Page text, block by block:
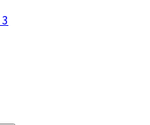
3